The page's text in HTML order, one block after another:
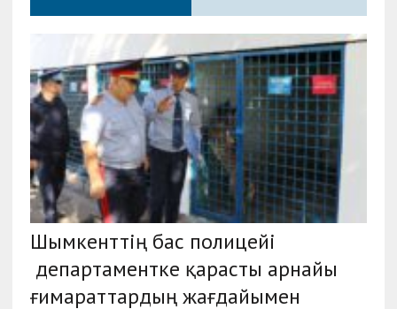
Шымкенттің бас полицейі
департаментке қарасты арнайы
ғимараттардың жағдайымен